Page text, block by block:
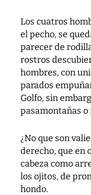
Los cuatros
el pecho, se
parecer de
rostros
hombres, con
parados
Golfo, sin
pasamontañas o
¿No que son
derecho, que en
cabeza como
los ojitos, de
hondo.